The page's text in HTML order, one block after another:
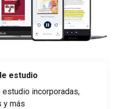
estudio
estudio incorporadas,
y más